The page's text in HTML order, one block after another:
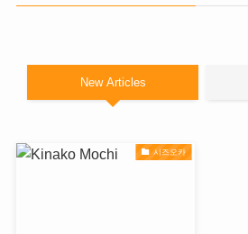
New Articles
시즈오카